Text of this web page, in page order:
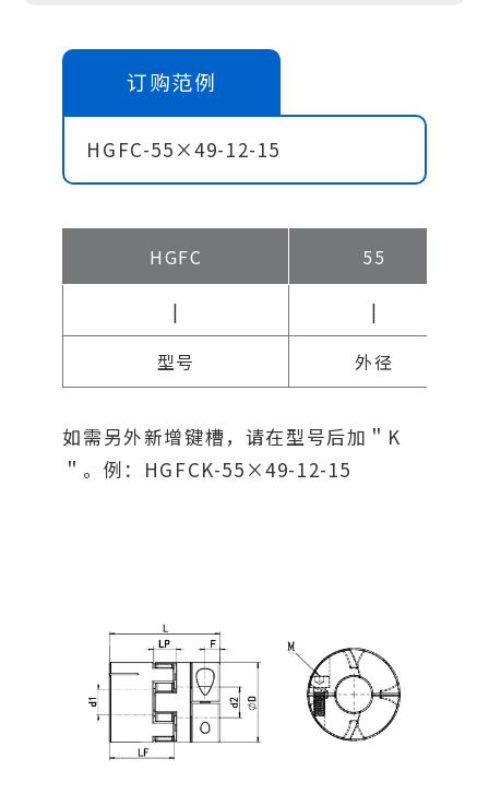
订购范例
HGFC-55×49-12-15
HGFC 55
|
|
型号
外径
如需另外新增键槽，请在型号后加＂K
＂。例：HGFCK-55×49-12-15